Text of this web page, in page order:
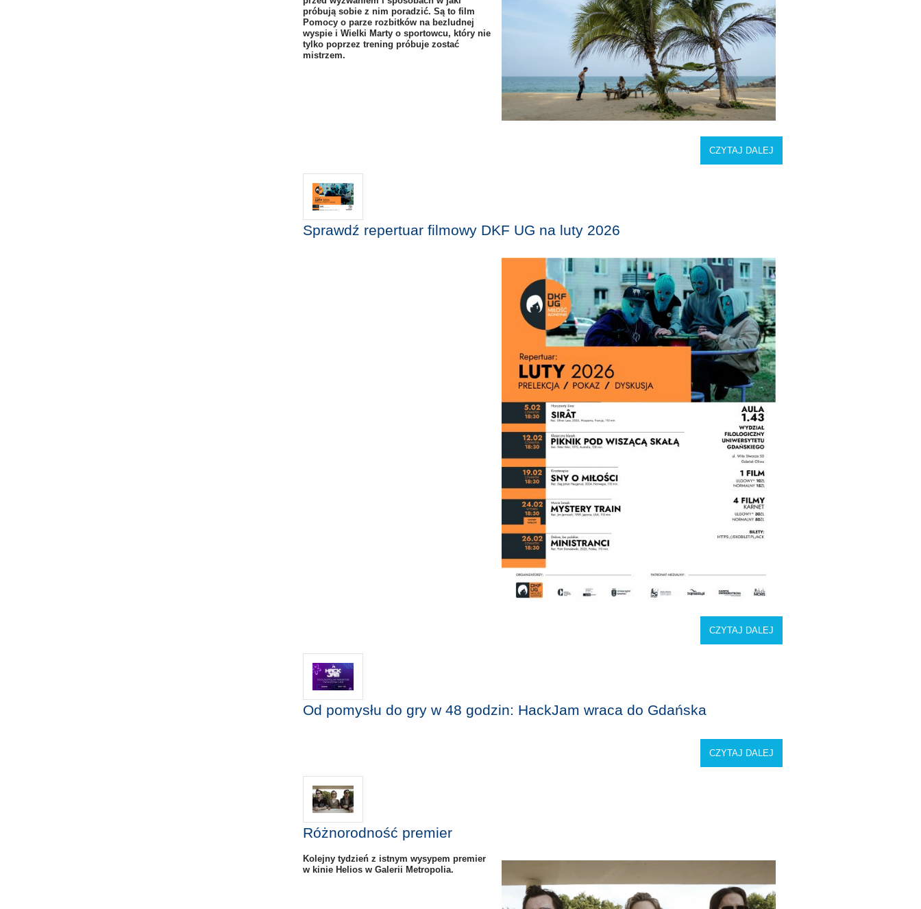
próbują sobie z nim poradzić. Są to film
Pomocy o parze rozbitków na bezludnej
wyspie i Wielki Marty o sportowcu, który nie
tylko poprzez trening próbuje zostać
mistrzem.
CZYTAJ DALEJ
Sprawdź repertuar filmowy DKF UG na luty 2026
CZYTAJ DALEJ
Od pomysłu do gry w 48 godzin: HackJam wraca do Gdańska
CZYTAJ DALEJ
Różnorodność premier
Kolejny tydzień z istnym wysypem premier
w kinie Helios w Galerii Metropolia.